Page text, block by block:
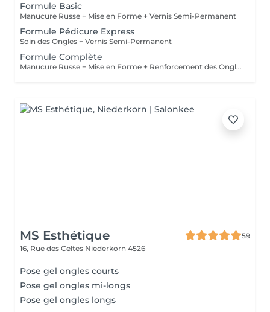
Formule Basic
Manucure Russe + Mise en Forme + Vernis Semi-Permanent
Formule Pédicure Express
Soin des Ongles + Vernis Semi-Permanent
Formule Complète
Manucure Russe + Mise en Forme + Renforcement des Ongles Naturels + Vernis Semi-Permanent
MS Esthétique
59
16, Rue des Celtes Niederkorn 4526
Pose gel ongles courts
Pose gel ongles mi-longs
Pose gel ongles longs